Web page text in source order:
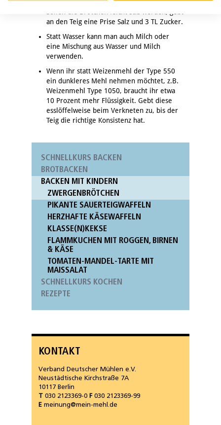
SCHNELLKURS BACKEN
BROTBACKEN
BACKEN MIT KINDERN
ZWERGENBRÖTCHEN
PIKANTE SAUERTEIGWAFFELN
HERZHAFTE KÄSEWAFFELN
KLASSE(N)KEKSE
FLAMMKUCHEN MIT ROGGEN, BIRNEN
& KÄSE
TOMATEN-MANDEL-TARTE MIT
MAISSALAT
SCHNELLKURS KOCHEN
REZEPTE
an den Teig eine Prise Salz und 3 TL Zucker.
Statt Wasser kann man auch Milch oder
eine Mischung aus Wasser und Milch
verwenden.
Wenn ihr statt Weizenmehl der Type 550
ein dunkleres Mehl nehmen möchtet, z.B.
Weizenmehl Type 1050, braucht ihr etwa
10 Prozent mehr Flüssigkeit. Gebt diese
esslöffelweise beim Verkneten zu, bis der
Teig die richtige Konsistenz hat.
KONTAKT
Verband Deutscher Mühlen e.V.
Neustädtische Kirchstraße 7A
10117 Berlin
030 2123369-0 F 030 2123369-99
E meinung@mein-mehl.de